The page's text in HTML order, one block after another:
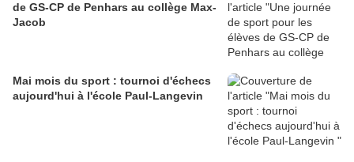
de GS-CP de Penhars au collège Max-
Jacob
Mai mois du sport : tournoi d'échecs
aujourd'hui à l'école Paul-Langevin